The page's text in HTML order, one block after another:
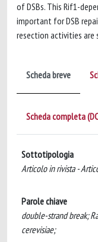
of DSBs. This Rif1-
important for DSB
resection activities are
Scheda breve
Scheda completa
Sottotipologia
Articolo in rivista -
Parole chiave
double-strand break;
cerevisiae;